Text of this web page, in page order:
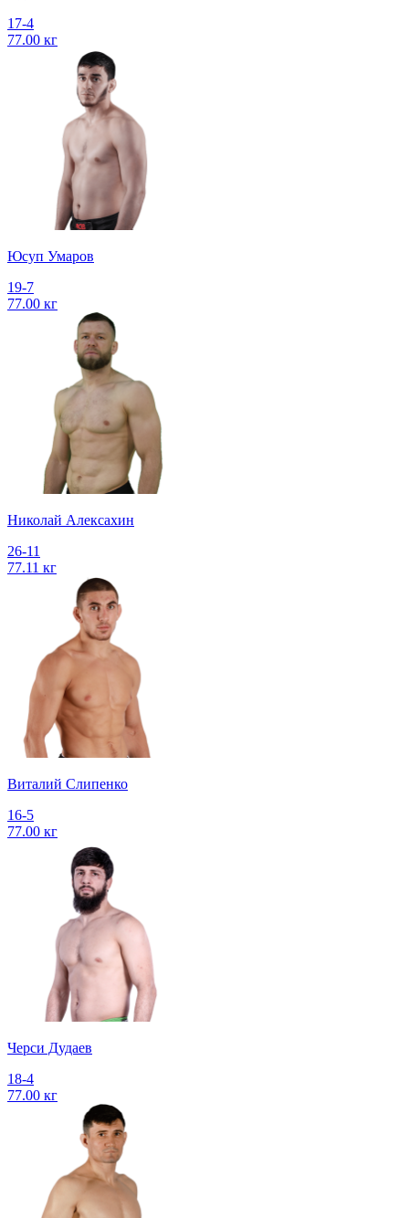
17-4
77.00 кг
Юсуп Умаров
19-7
77.00 кг
Николай Алексахин
26-11
77.11 кг
Виталий Слипенко
16-5
77.00 кг
Черси Дудаев
18-4
77.00 кг